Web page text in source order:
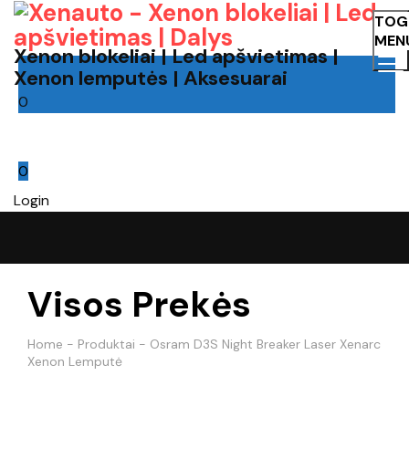
Xenon blokeliai | Led apšvietimas |
Xenon lemputės | Aksesuarai
0
0
Login
Visos Prekės
Home - Produktai - Osram D3S Night Breaker Laser Xenarc
Xenon Lemputė